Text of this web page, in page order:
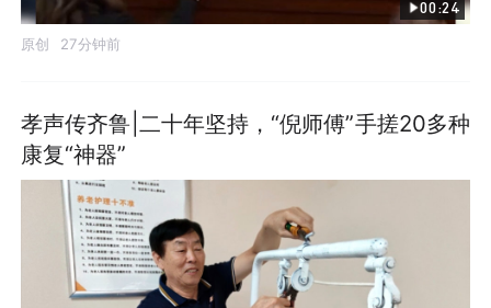
00:24
原创 27分钟前
孝声传齐鲁|二十年坚持，“倪师傅”手搓20多种
康复“神器”